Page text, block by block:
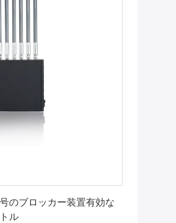
のブロッカー装置有効な
ル